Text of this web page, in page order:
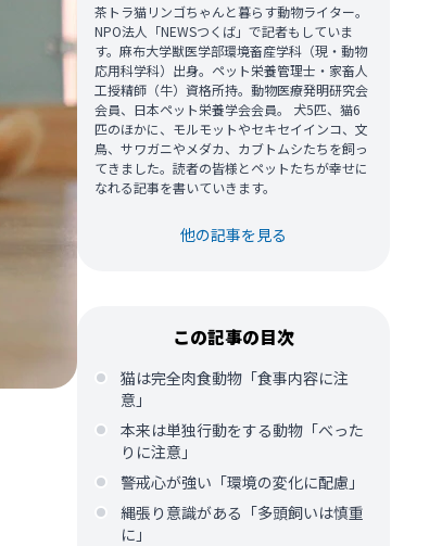
茶トラ猫リンゴちゃんと暮らす動物ライター。
NPO法人「NEWSつくば」で記者もしていま
す。麻布大学獣医学部環境畜産学科（現・動物
応用科学科）出身。ペット栄養管理士・家畜人
工授精師（牛）資格所持。動物医療発明研究会
会員、日本ペット栄養学会会員。 犬5匹、猫6
匹のほかに、モルモットやセキセイインコ、文
鳥、サワガニやメダカ、カブトムシたちを飼っ
てきました。読者の皆様とペットたちが幸せに
なれる記事を書いていきます。
他の記事を見る
この記事の目次
猫は完全肉食動物「食事内容に注
意」
本来は単独行動をする動物「べった
りに注意」
警戒心が強い「環境の変化に配慮」
縄張り意識がある「多頭飼いは慎重
に」